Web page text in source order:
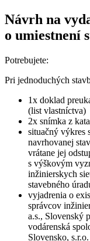
Návrh na
o umiestnení
Potrebujete:
Pri jednoduchých
1x doklad
(list
2x snímka z
situačný výkres
navrhovanej
vrátane jej
s výškovým
inžinierskych
stavebného
vyjadrenia o
správcov
a.s., Slovenský
vodárenská
Slovensko,